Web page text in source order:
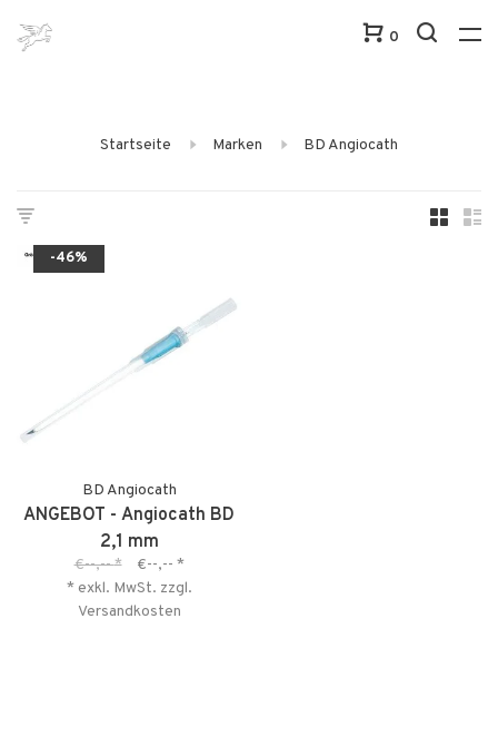
0
Startseite Marken BD Angiocath
-46%
BD Angiocath
ANGEBOT - Angiocath BD
2,1 mm
€--,--* €--,-- *
* exkl. MwSt. zzgl.
Versandkosten